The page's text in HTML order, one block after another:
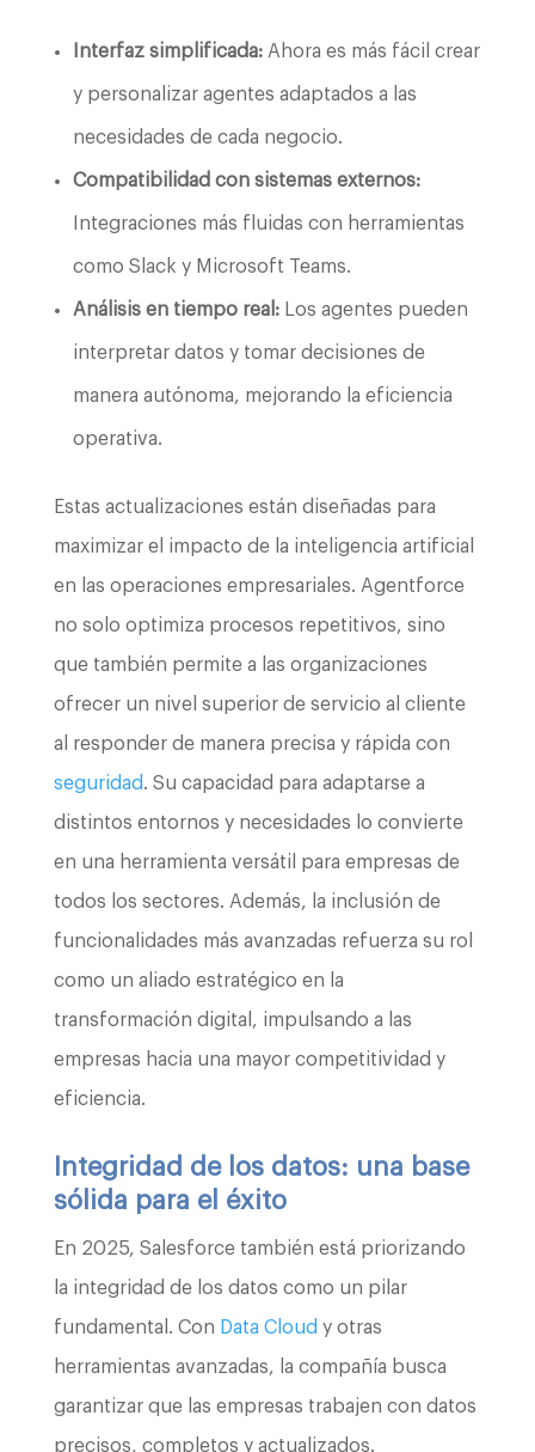
Interfaz simplificada:Ahora es más fácil crear
y personalizar agentes adaptados a las
necesidades de cada negocio.
Compatibilidad con sistemas externos:
Integraciones más fluidas con herramientas
como Slack y Microsoft Teams.
Análisis en tiempo real:Los agentes pueden
interpretar datos y tomar decisiones de
manera autónoma, mejorando la eficiencia
operativa.
Estas actualizaciones están diseñadas para
maximizar el impacto de la inteligencia artificial
en las operaciones empresariales. Agentforce
no solo optimiza procesos repetitivos, sino
que también permite a las organizaciones
ofrecer un nivel superior de servicio al cliente
al responder de manera precisa y rápida con
seguridad. Su capacidad para adaptarse a
distintos entornos y necesidades lo convierte
en una herramienta versátil para empresas de
todos los sectores. Además, la inclusión de
funcionalidades más avanzadas refuerza su rol
como un aliado estratégico en la
transformación digital, impulsando a las
empresas hacia una mayor competitividad y
eficiencia.
Integridad de los datos: una base
sólida para el éxito
En 2025, Salesforce también está priorizando
la integridad de los datos como un pilar
fundamental. Con Data Cloud y otras
herramientas avanzadas, la compañía busca
garantizar que las empresas trabajen con datos
precisos, completos y actualizados.